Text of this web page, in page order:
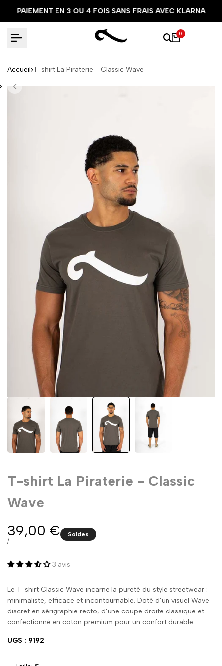
PAIEMENT EN 3 OU 4 FOIS SANS FRAIS AVEC KLARNA
0
Accueil T-shirt La Piraterie - Classic Wave
T-shirt La Piraterie - Classic
Wave
Prix
promo
39,00 €
PRIX
/PAR
Soldes
3 avis
Le T-shirt Classic Wave incarne la pureté du style streetwear :
minimaliste, efficace et incontournable. Doté d’un visuel Wave
discret en sérigraphie recto, d’une coupe droite classique et
confectionné en coton premium pour un confort durable.
UGS : 9192